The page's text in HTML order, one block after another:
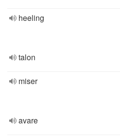
heeling
talon
miser
avare